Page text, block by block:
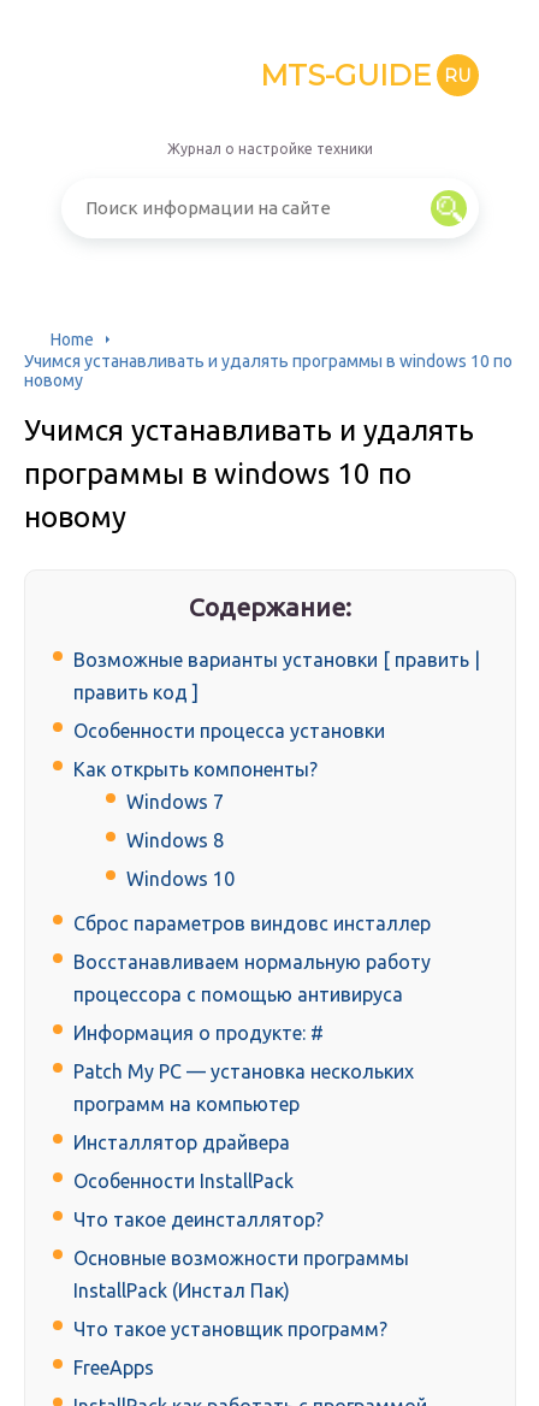
MTS-GUIDE RU
Журнал о настройке техники
Home
Учимся устанавливать и удалять программы в windows 10 по
новому
Учимся устанавливать и удалять
программы в windows 10 по
новому
Содержание:
Возможные варианты установки [ править |
править код ]
Особенности процесса установки
Как открыть компоненты?
Windows 7
Windows 8
Windows 10
Сброс параметров виндовс инсталлер
Восстанавливаем нормальную работу
процессора с помощью антивируса
Информация о продукте: #
Patch My PC — установка нескольких
программ на компьютер
Инсталлятор драйвера
Особенности InstallPack
Что такое деинсталлятор?
Основные возможности программы
InstallPack (Инстал Пак)
Что такое установщик программ?
FreeApps